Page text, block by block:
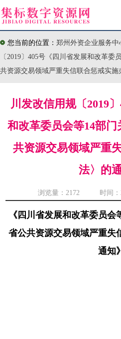
您当前的位置： 郑州外资企业服务中
〔2019〕405号《四川省发展和改革
共资源交易领域严重失信联合惩戒实施
川发改信用规〔2019
和改革委员会等14部
共资源交易领域严重
法〉的
浏览量： 2172 时间：
《四川省发展和改革委员会
省公共资源交易领域严重失
通知》